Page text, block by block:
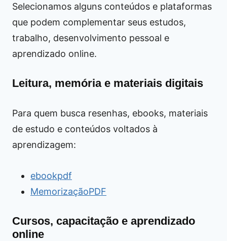
Selecionamos alguns conteúdos e plataformas
que podem complementar seus estudos,
trabalho, desenvolvimento pessoal e
aprendizado online.
Leitura, memória e materiais digitais
Para quem busca resenhas, ebooks, materiais
de estudo e conteúdos voltados à
aprendizagem:
ebookpdf
MemorizaçãoPDF
Cursos, capacitação e aprendizado
online